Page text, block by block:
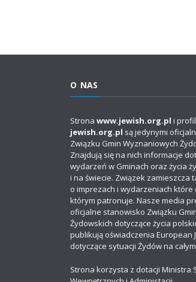
O NAS
Strona www.jewish.org.pl i
jewish.org.pl są jedynymi
Związku Gmin Wyznaniowych
Znajdują się na nich informacje
wydarzeń w Gminach oraz życia
i na świecie. Związek zamieszcza
o imprezach i wydarzeniach które
którym patronuje. Nasze media
oficjalne stanowisko Związku
Żydowskich dotyczące życia
publikują oświadczenia European
dotyczące sytuacji Żydów na
Strona korzysta z dotacji Ministra